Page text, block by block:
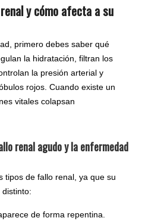
y cómo afecta a su
primero debes saber qué
la hidratación, filtran los
la presión arterial y
rojos. Cuando existe un
vitales colapsan
renal agudo y la enfermedad
tipos de fallo renal, ya que su
de forma repentina.